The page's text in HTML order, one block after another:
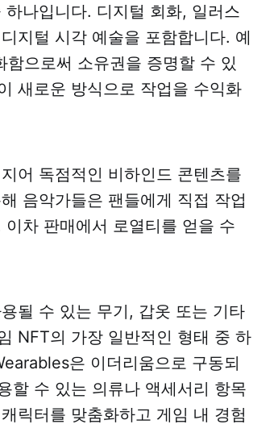
나입니다. 디지털 회화, 일러스
지털 시각 예술을 포함합니다. 예
으로써 소유권을 증명할 수 있
새로운 방식으로 작업을 수익화
어 독점적인 비하인드 콘텐츠를
음악가들은 팬들에게 직접 작업
차 판매에서 로열티를 얻을 수
될 수 있는 무기, 갑옷 또는 기타
NFT의 가장 일반적인 형태 중 하
은 이더리움으로 구동되
할 수 있는 의류나 액세서리 항목
릭터를 맞춤화하고 게임 내 경험